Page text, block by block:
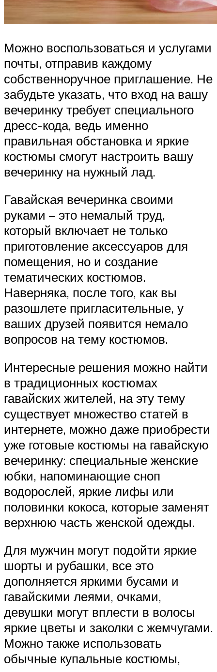
Можно воспользоваться и услугами
почты, отправив каждому
собственноручное приглашение. Не
забудьте указать, что вход на вашу
вечеринку требует специального
дресс-кода, ведь именно
правильная обстановка и яркие
костюмы смогут настроить вашу
вечеринку на нужный лад.
Гавайская вечеринка своими
руками – это немалый труд,
который включает не только
приготовление аксессуаров для
помещения, но и создание
тематических костюмов.
Наверняка, после того, как вы
разошлете пригласительные, у
ваших друзей появится немало
вопросов на тему костюмов.
Интересные решения можно найти
в традиционных костюмах
гавайских жителей, на эту тему
существует множество статей в
интернете, можно даже приобрести
уже готовые костюмы на гавайскую
вечеринку: специальные женские
юбки, напоминающие сноп
водорослей, яркие лифы или
половинки кокоса, которые заменят
верхнюю часть женской одежды.
Для мужчин могут подойти яркие
шорты и рубашки, все это
дополняется яркими бусами и
гавайскими леями, очками,
девушки могут вплести в волосы
яркие цветы и заколки с жемчугами.
Можно также использовать
обычные купальные костюмы,